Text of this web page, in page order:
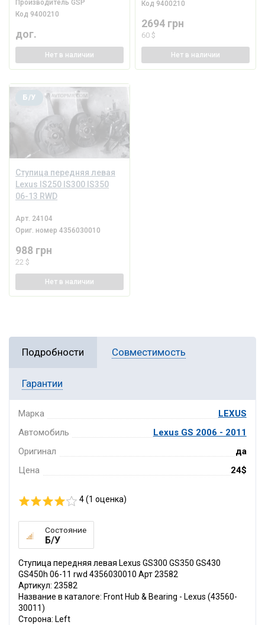
Производитель GSP
Код 9400210
дог.
Нет в наличии
Код 9400210
2694 грн
60 $
Нет в наличии
Ступица передняя левая
Lexus IS250 IS300 IS350
06-13 RWD
Б/У
Арт. 24104
Ориг. номер4356030010
988 грн
22 $
Нет в наличии
Подробности Совместимость
Гарантии
Марка
LEXUS
Автомобиль
Lexus GS 2006 - 2011
Оригинал
да
Цена
24$
4 (1 оценка)
Состояние
Б/У
Ступица передняя левая Lexus GS300 GS350 GS430
GS450h 06-11 rwd 4356030010 Арт 23582
Артикул: 23582
Название в каталоге: Front Hub & Bearing - Lexus (43560-
30011)
Сторона: Left